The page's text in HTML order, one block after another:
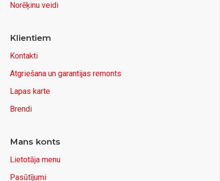
Norēķinu veidi
Klientiem
Kontakti
Atgriešana un garantijas remonts
Lapas karte
Brendi
Mans konts
Lietotāja menu
Pasūtījumi